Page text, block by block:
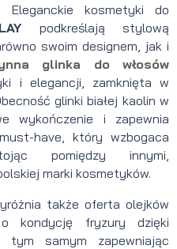
kosmetyki do
podkreślają stylową
swoim designem, jak i
glinka do włosów
i elegancji, zamknięta w
glinki białej kaolin w
wykończenie i zapewnia
have, który wzbogaca
pomiędzy innymi,
marki kosmetyków.
także oferta olejków
kondycję fryzury dzięki
tym samym zapewniając